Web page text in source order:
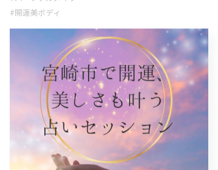
#開運美ボディ
パーソナルカラー
< 前のページ 一覧に戻る 次のページ >
関連タグ
#パーソナルカラー